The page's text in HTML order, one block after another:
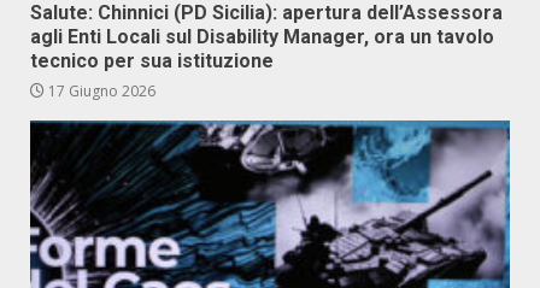
Salute: Chinnici (PD Sicilia): apertura dell’Assessora
agli Enti Locali sul Disability Manager, ora un tavolo
tecnico per sua istituzione
17 Giugno 2026